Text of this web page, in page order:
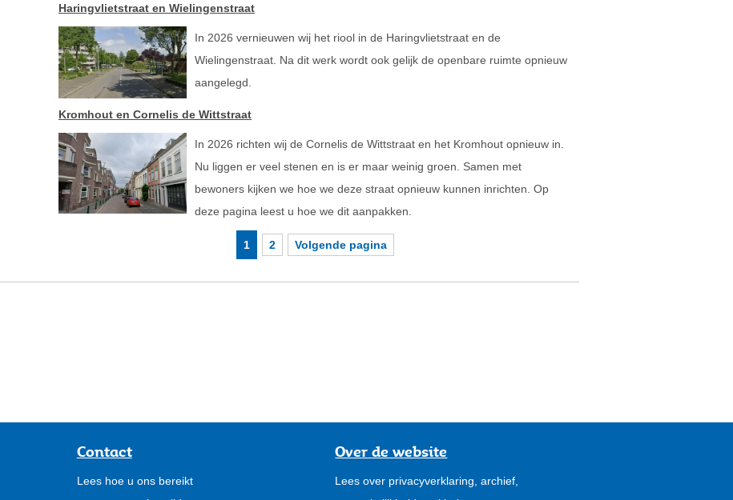
Haringvlietstraat en Wielingenstraat
In 2026 vernieuwen wij het riool in de Haringvlietstraat en de
Wielingenstraat. Na dit werk wordt ook gelijk de openbare ruimte opnieuw
aangelegd.
Kromhout en Cornelis de Wittstraat
In 2026 richten wij de Cornelis de Wittstraat en het Kromhout opnieuw in.
Nu liggen er veel stenen en is er maar weinig groen. Samen met
bewoners kijken we hoe we deze straat opnieuw kunnen inrichten. Op
deze pagina leest u hoe we dit aanpakken.
1 2 Volgende pagina
Contact
Lees hoe u ons bereikt
Over de website
Lees over privacyverklaring, archief,